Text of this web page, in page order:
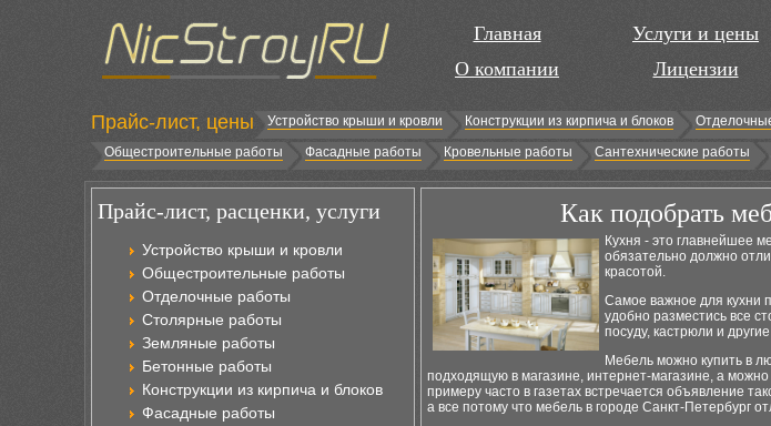
Главная
О компании
Услуги и цены
Лицензии
Прайс-лист, цены Устройство крыши и кровли Конструкции из кирпича и блоков
Общестроительные работы
Фасадные работы Кровельные работы Сантехнические работы
Прайс-лист, расценки, услуги
Устройство крыши и кровли
Общестроительные работы
Отделочные работы
Столярные работы
Земляные работы
Бетонные работы
Конструкции из кирпича и блоков
Фасадные работы
Как подобрать
Кухня - это главнейшее
обязательно должно
красотой.
Самое важное для кухни
удобно разместись все
посуду, кастрюли и
Мебель можно купить в
подходящую в магазине, интернет-магазине, а
примеру часто в газетах встречается объявление
а все потому что мебель в городе Санкт-Петербург